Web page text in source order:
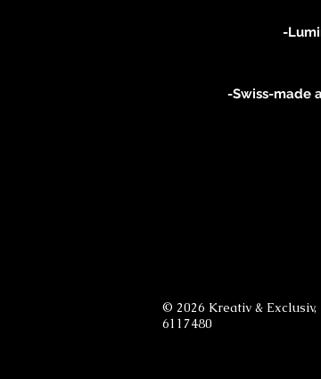
-
-Swiss-made
© 2026 Kreativ &
6117480